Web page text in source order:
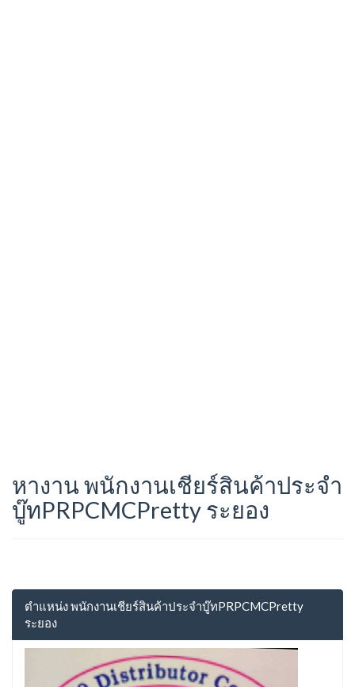
หางาน พนักงานเชียร์สินค้าประจำ
บู๊ทPRPCMCPretty ระยอง
ตำแหน่ง พนักงานเชียร์สินค้าประจำบู๊ทPRPCMCPretty
ระยอง